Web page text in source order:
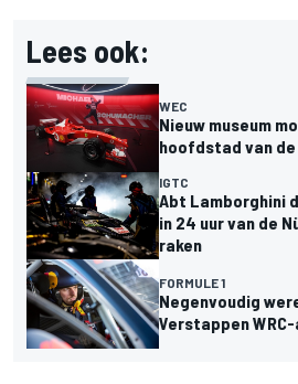
Lees ook:
WEC
Nieuw museum
hoofdstad van
IGTC
Abt Lamborghini
in 24 uur van de
raken
FORMULE 1
Negenvoudig
Verstappen